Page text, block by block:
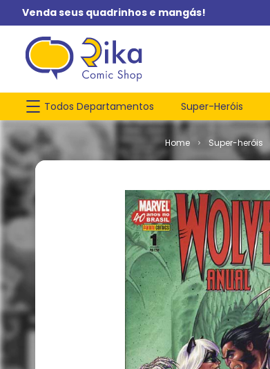
Venda seus quadrinhos e mangás!
Todos Departamentos Super-Heróis
Super-heróis